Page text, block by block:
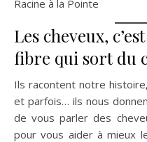
Racine à la Pointe
Les cheveux,
fibre qui sort du
Ils racontent notre
et parfois… ils nous
de vous parler des
pour vous aider à mieux